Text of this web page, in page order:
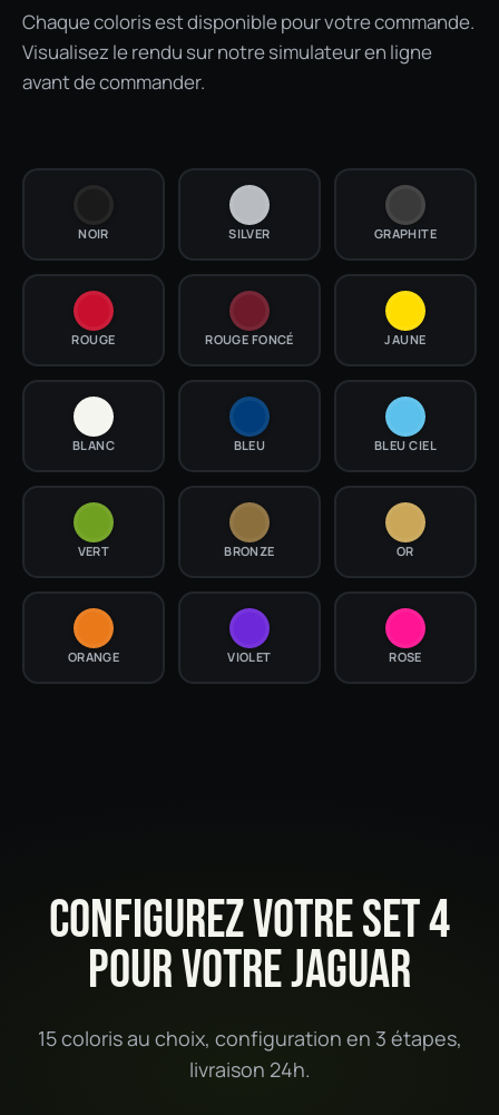
Chaque coloris est disponible pour votre commande.
Visualisez le rendu sur notre simulateur en ligne
avant de commander.
NOIR SILVER GRAPHITE
ROUGE ROUGE FONCÉ JAUNE
BLANC BLEU BLEU CIEL
VERT BRONZE OR
ORANGE VIOLET ROSE
CONFIGUREZ VOTRE SET 4
POUR VOTRE JAGUAR
15 coloris au choix, configuration en 3 étapes,
livraison 24h.